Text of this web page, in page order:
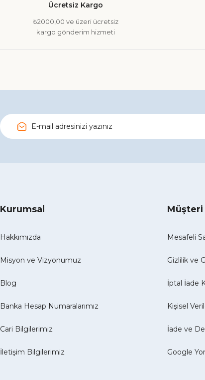
Ücretsiz Kargo
₺2000,00 ve üzeri ücretsiz
kargo gönderim hizmeti
Kurumsal
Hakkımızda
Misyon ve Vizyonumuz
Blog
Banka Hesap Numaralarımız
Cari Bilgilerimiz
İletişim Bilgilerimiz
Mesafeli
Gizlilik ve
İptal İade
Kişisel
İade ve
Google